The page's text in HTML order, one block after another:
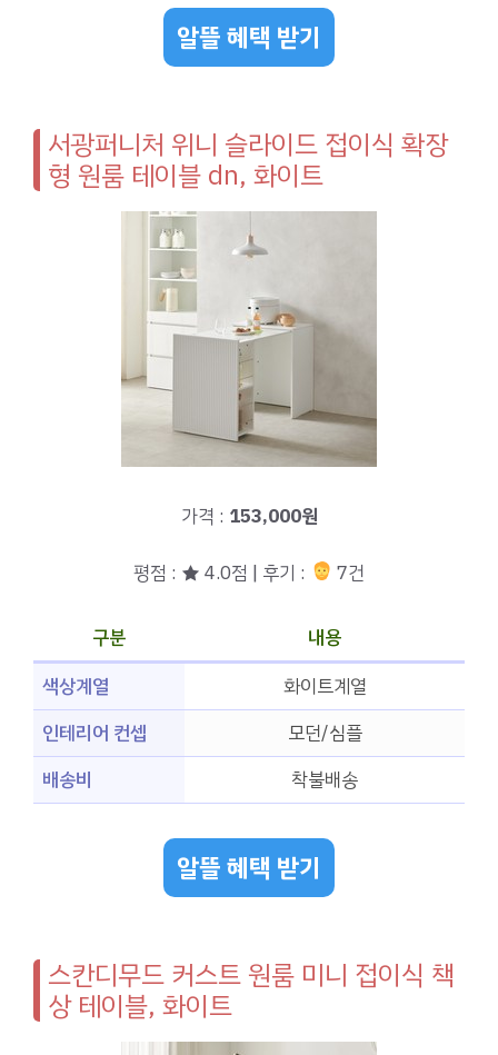
알뜰 혜택 받기
서광퍼니처 위니 슬라이드 접이식 확장
형 원룸 테이블 dn, 화이트
가격 : 153,000원
평점 : ★ 4.0점 | 후기 : 7건
구분
내용
색상계열
화이트계열
인테리어 컨셉
모던/심플
배송비
착불배송
알뜰 혜택 받기
스칸디무드 커스트 원룸 미니 접이식 책
상 테이블, 화이트